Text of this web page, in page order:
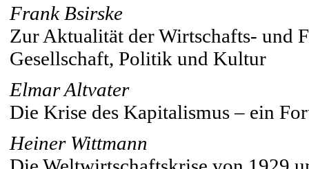
Frank Bsirske
Zur Aktualität der Wirtschafts- und
Gesellschaft, Politik und Kultur
Elmar Altvater
Die Krise des Kapitalismus – ein
Heiner Wittmann